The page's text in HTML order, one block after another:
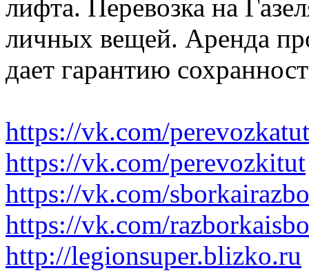
лифта. Перевозка на
личных вещей. Аренда
дает гарантию
https://vk.com/perevozkatut
https://vk.com/perevozkitut
https://vk.com/
https://vk.com/
http://legionsuper.blizko.ru